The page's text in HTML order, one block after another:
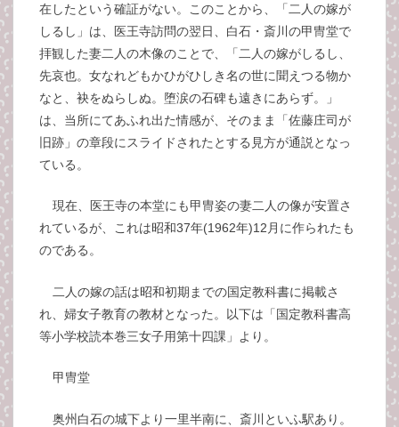
在したという確証がない。このことから、「二人の嫁が
しるし」は、医王寺訪問の翌日、白石・斎川の甲冑堂で
拝観した妻二人の木像のことで、「二人の嫁がしるし、
先哀也。女なれどもかひがひしき名の世に聞えつる物か
なと、袂をぬらしぬ。堕涙の石碑も遠きにあらず。」
は、当所にてあふれ出た情感が、そのまま「佐藤庄司が
旧跡」の章段にスライドされたとする見方が通説となっ
ている。
現在、医王寺の本堂にも甲冑姿の妻二人の像が安置さ
れているが、これは昭和37年(1962年)12月に作られたも
のである。
二人の嫁の話は昭和初期までの国定教科書に掲載さ
れ、婦女子教育の教材となった。以下は「国定教科書高
等小学校読本巻三女子用第十四課」より。
甲冑堂
奥州白石の城下より一里半南に、斎川といふ駅あり。